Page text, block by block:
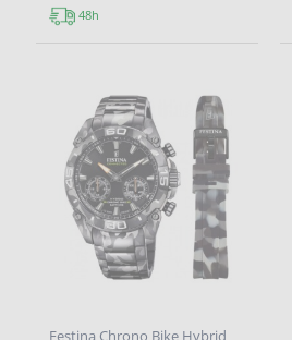
48h
Festina Chrono Bike Hybrid